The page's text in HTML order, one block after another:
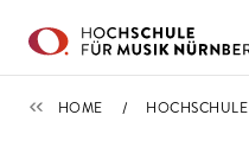
NACHRICHTEN
HOME HOCHSCHULE